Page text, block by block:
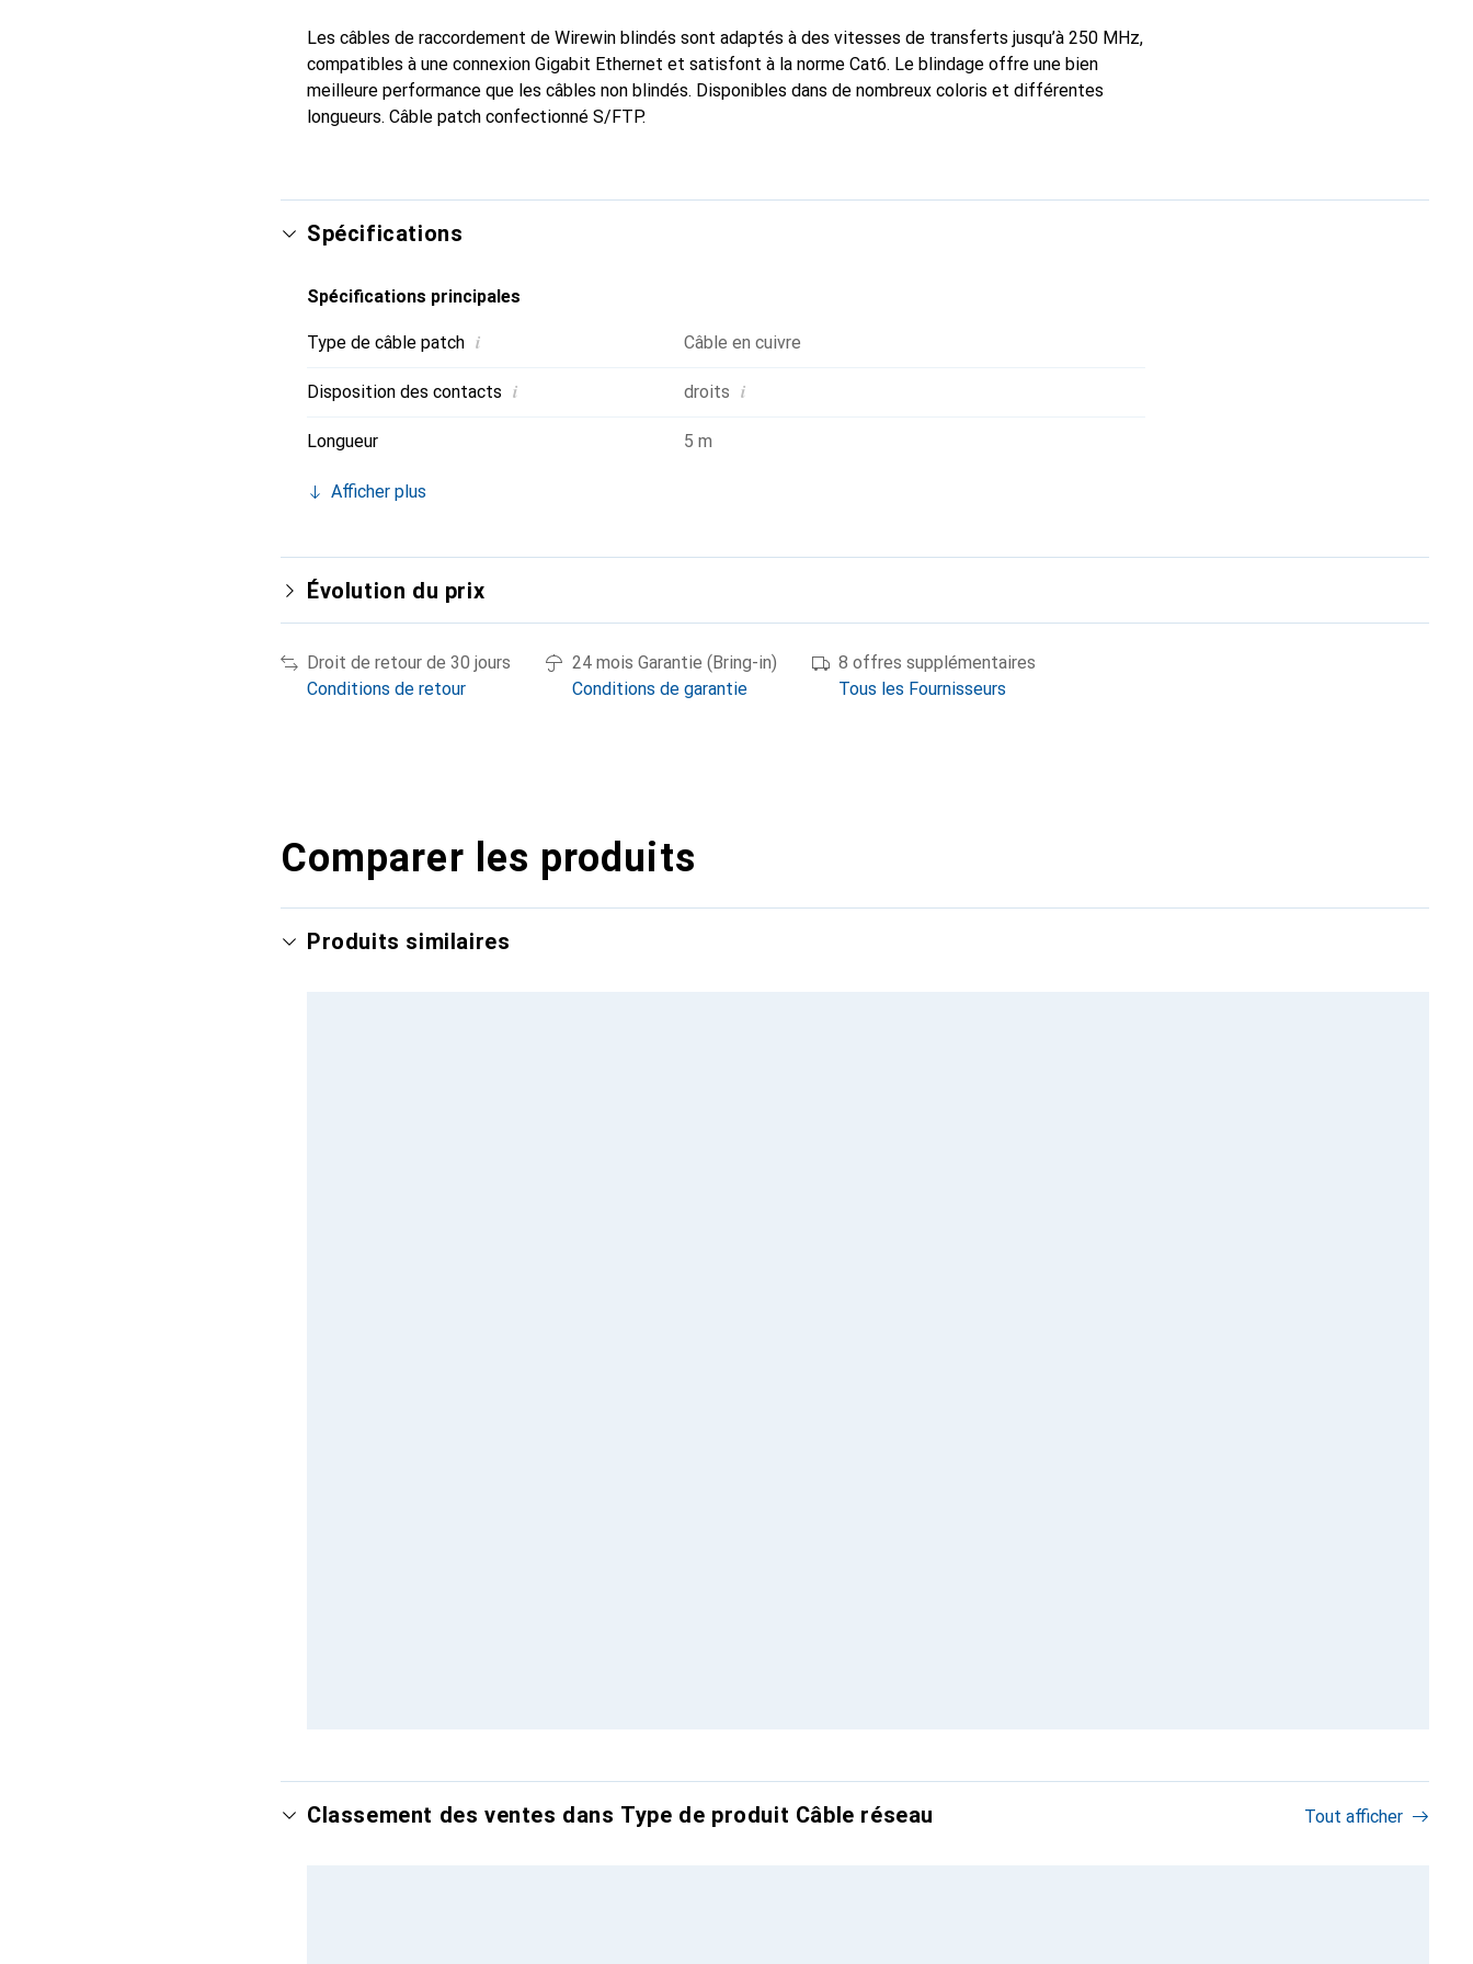
Les câbles de raccordement de Wirewin blindés sont adaptés à des vitesses de transferts jusqu’à 250 MHz,
compatibles à une connexion Gigabit Ethernet et satisfont à la norme Cat6. Le blindage offre une bien
meilleure performance que les câbles non blindés. Disponibles dans de nombreux coloris et différentes
longueurs. Câble patch confectionné S/FTP.
Spécifications
Spécifications principales
Type de câble patch i Câble en cuivre
Disposition des contacts i droits i
Longueur 5 m
Afficher plus
Évolution du prix
Droit de retour de 30 jours
Conditions de retour
24 mois Garantie (Bring-in)
Conditions de garantie
8 offres supplémentaires
Tous les Fournisseurs
Comparer les produits
Produits similaires
Classement des ventes dans Type de produit Câble réseau Tout afficher